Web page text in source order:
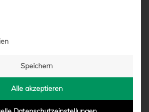
SPIEL: "IN DER ZWEITEN
|27.07.2014 - 16:33
Service-Gruppen, für die eine
Speichern
Alle akzeptieren